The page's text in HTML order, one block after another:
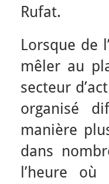
Rufat.
Lorsque de
mêler au
secteur
organisé
manière
dans
l’heure